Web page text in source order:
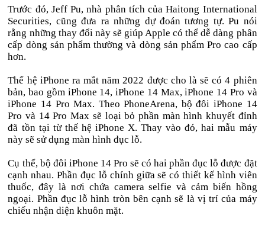
Trước đó, Jeff Pu, nhà phân tích của Haitong International
Securities, cũng đưa ra những dự đoán tương tự. Pu nói
rằng những thay đổi này sẽ giúp Apple có thể dễ dàng phân
cấp dòng sản phẩm thường và dòng sản phẩm Pro cao cấp
hơn.
Thế hệ iPhone ra mắt năm 2022 được cho là sẽ có 4 phiên
bản, bao gồm iPhone 14, iPhone 14 Max, iPhone 14 Pro và
iPhone 14 Pro Max. Theo PhoneArena, bộ đôi iPhone 14
Pro và 14 Pro Max sẽ loại bỏ phần màn hình khuyết đỉnh
đã tồn tại từ thế hệ iPhone X. Thay vào đó, hai mẫu máy
này sẽ sử dụng màn hình đục lỗ.
Cụ thể, bộ đôi iPhone 14 Pro sẽ có hai phần đục lỗ được đặt
cạnh nhau. Phần đục lỗ chính giữa sẽ có thiết kế hình viên
thuốc, đây là nơi chứa camera selfie và cảm biến hồng
ngoại. Phần đục lỗ hình tròn bên cạnh sẽ là vị trí của máy
chiếu nhận diện khuôn mặt.